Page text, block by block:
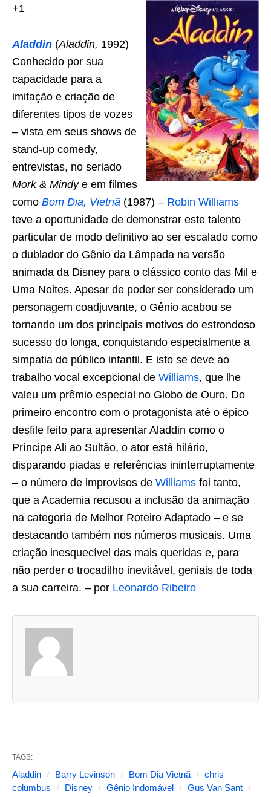
+1
Aladdin (Aladdin, 1992)
Conhecido por sua
capacidade para a
imitação e criação de
diferentes tipos de vozes
– vista em seus shows de
stand-up comedy,
entrevistas, no seriado
Mork & Mindye em filmes
como Bom Dia, Vietnã (1987) – Robin Williams
teve a oportunidade de demonstrar este talento
particular de modo definitivo ao ser escalado como
o dublador do Gênio da Lâmpada na versão
animada da Disney para o clássico conto das Mil e
Uma Noites. Apesar de poder ser considerado um
personagem coadjuvante, o Gênio acabou se
tornando um dos principais motivos do estrondoso
sucesso do longa, conquistando especialmente a
simpatia do público infantil. E isto se deve ao
trabalho vocal excepcional de Williams, que lhe
valeu um prêmio especial no Globo de Ouro. Do
primeiro encontro com o protagonista até o épico
desfile feito para apresentar Aladdin como o
Príncipe Ali ao Sultão, o ator está hilário,
disparando piadas e referências ininterruptamente
– o número de improvisos de Williams foi tanto,
que a Academia recusou a inclusão da animação
na categoria de Melhor Roteiro Adaptado – e se
destacando também nos números musicais. Uma
criação inesquecível das mais queridas e, para
não perder o trocadilho inevitável, geniais de toda
a sua carreira. – por Leonardo Ribeiro
a
s
TAGS:
Aladdin Barry Levinson Bom Dia Vietnã
chris
columbus
Disney Gênio Indomável
Gus Van Sant